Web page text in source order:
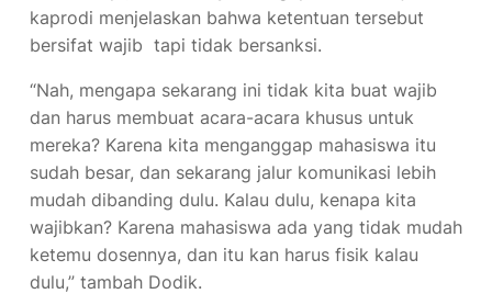
kaprodi menjelaskan bahwa ketentuan tersebut
bersifat wajib tapi tidak bersanksi.
“Nah, mengapa sekarang ini tidak kita buat wajib
dan harus membuat acara-acara khusus untuk
mereka? Karena kita menganggap mahasiswa itu
sudah besar, dan sekarang jalur komunikasi lebih
mudah dibanding dulu. Kalau dulu, kenapa kita
wajibkan? Karena mahasiswa ada yang tidak mudah
ketemu dosennya, dan itu kan harus fisik kalau
dulu,” tambah Dodik.